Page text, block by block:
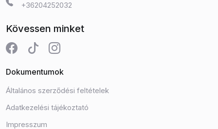
+36204252032
Kövessen minket
Dokumentumok
Általános szerződési feltételek
Adatkezelési tájékoztató
Impresszum